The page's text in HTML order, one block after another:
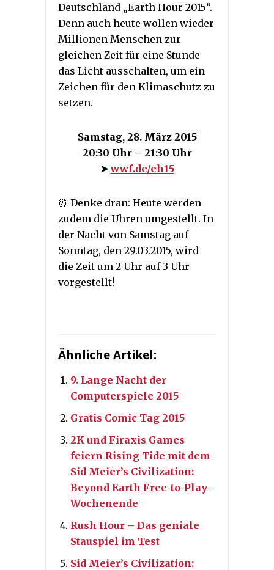
Deutschland „Earth Hour 2015“.
Denn auch heute wollen wieder
Millionen Menschen zur
gleichen Zeit für eine Stunde
das Licht ausschalten, um ein
Zeichen für den Klimaschutz zu
setzen.
Samstag, 28. März 2015
20:30 Uhr – 21:30 Uhr
➤wwf.de/eh15
⏰ Denke dran: Heute werden
zudem die Uhren umgestellt. In
der Nacht von Samstag auf
Sonntag, den 29.03.2015, wird
die Zeit um 2 Uhr auf 3 Uhr
vorgestellt!
Ähnliche Artikel:
9. Lange Nacht der
Computerspiele 2015
Gratis Comic Tag 2015
2K und Firaxis Games
feiern Rising Tide mit dem
Sid Meier’s Civilization:
Beyond Earth Free-to-Play-
Wochenende
Rush Hour – Das geniale
Stauspiel im Test
Sid Meier’s Civilization: